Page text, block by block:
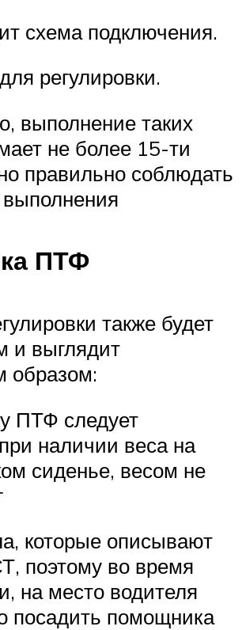
схема подключения.
регулировки.
выполнение таких
не более 15-ти
правильно соблюдать
ПТФ
также будет
и выглядит
образом:
ПТФ следует
наличии веса на
сиденье, весом не
которые описывают
поэтому во время
на место водителя
посадить помощника